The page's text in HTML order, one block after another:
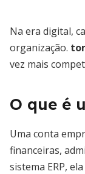
Na era digital,
organização.
vez mais
O que é
Uma conta
financeiras,
sistema ERP,